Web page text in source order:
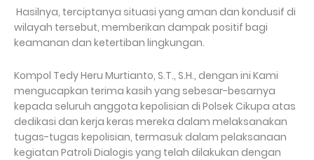
Hasilnya, terciptanya situasi yang aman dan kondusif di
wilayah tersebut, memberikan dampak positif bagi
keamanan dan ketertiban lingkungan.
Kompol Tedy Heru Murtianto, S.T., S.H., dengan ini Kami
mengucapkan terima kasih yang sebesar-besarnya
kepada seluruh anggota kepolisian di Polsek Cikupa atas
dedikasi dan kerja keras mereka dalam melaksanakan
tugas-tugas kepolisian, termasuk dalam pelaksanaan
kegiatan Patroli Dialogis yang telah dilakukan dengan